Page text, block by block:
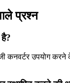
प्रश्न
कनवर्टर उपयोग